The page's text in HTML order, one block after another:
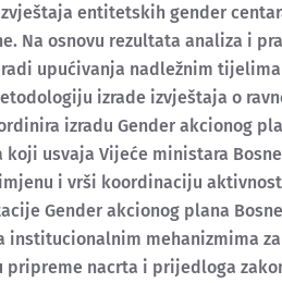
entitetskih gender
Na osnovu rezultata analiza i
upućivanja nadležnim
izrade izvještaja o
izradu Gender akcionog
koji usvaja Vijeće ministara
i vrši koordinaciju
Gender akcionog plana
institucionalnim mehanizmima
pripreme nacrta i prijedloga